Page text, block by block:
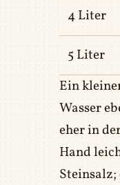
4 Liter
5 Liter
Ein
Wasser
eher in
Hand